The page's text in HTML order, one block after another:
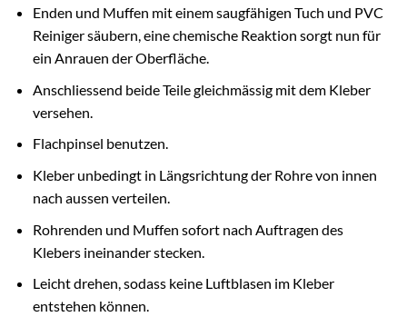
Enden und Muffen mit einem saugfähigen Tuch und PVC
Reiniger säubern, eine chemische Reaktion sorgt nun für
ein Anrauen der Oberfläche.
Anschliessend beide Teile gleichmässig mit dem Kleber
versehen.
Flachpinsel benutzen.
Kleber unbedingt in Längsrichtung der Rohre von innen
nach aussen verteilen.
Rohrenden und Muffen sofort nach Auftragen des
Klebers ineinander stecken.
Leicht drehen, sodass keine Luftblasen im Kleber
entstehen können.